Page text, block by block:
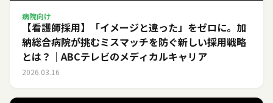
病院向け
【看護師採用】「イメージと違った」をゼロに。加
納総合病院が挑むミスマッチを防ぐ新しい採用戦略
とは？｜ABCテレビのメディカルキャリア
2026.03.16